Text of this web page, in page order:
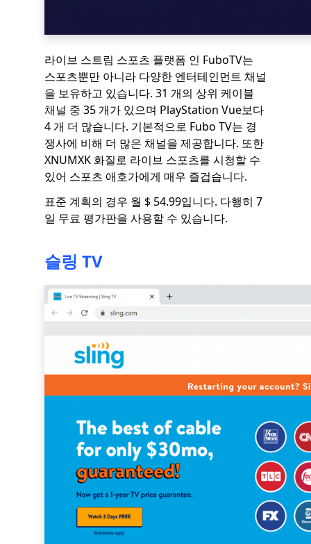
라이브 스트림 스포츠 플랫폼 인 FuboTV는
스포츠뿐만 아니라 다양한 엔터테인먼트 채널
을 보유하고 있습니다. 31 개의 상위 케이블
채널 중 35 개가 있으며 PlayStation Vue보다
4 개 더 많습니다. 기본적으로 Fubo TV는 경
쟁사에 비해 더 많은 채널을 제공합니다. 또한
XNUMXK 화질로 라이브 스포츠를 시청할 수
있어 스포츠 애호가에게 매우 즐겁습니다.
표준 계획의 경우 월 $ 54.99입니다. 다행히 7
일 무료 평가판을 사용할 수 있습니다.
슬링 TV